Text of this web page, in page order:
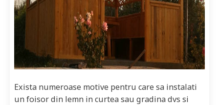
Exista numeroase motive pentru care sa instalati
un foisor din lemn in curtea sau gradina dvs si